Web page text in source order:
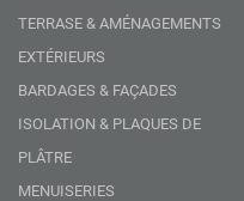
TERRASE & AMÉNAGEMENTS
EXTÉRIEURS
BARDAGES & FAÇADES
ISOLATION & PLAQUES DE
PLÂTRE
MENUISERIES